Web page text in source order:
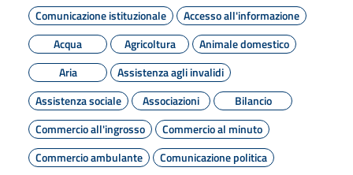
Comunicazione istituzionale
Accesso all'informazione
Acqua
Agricoltura
Animale domestico
Aria
Assistenza agli invalidi
Assistenza sociale
Associazioni
Bilancio
Commercio all'ingrosso
Commercio al minuto
Commercio ambulante
Comunicazione politica